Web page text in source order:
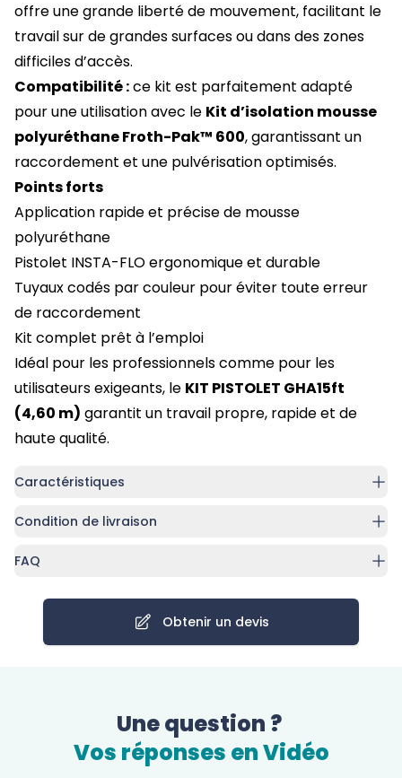
offre une grande liberté de mouvement, facilitant le
travail sur de grandes surfaces ou dans des zones
difficiles d’accès.
Compatibilité :ce kit est parfaitement adapté
pour une utilisation avec le Kit d’isolation mousse
polyuréthane Froth-Pak™ 600, garantissant un
raccordement et une pulvérisation optimisés.
Points forts
Application rapide et précise de mousse
polyuréthane
Pistolet INSTA-FLO ergonomique et durable
Tuyaux codés par couleur pour éviter toute erreur
de raccordement
Kit complet prêt à l’emploi
Idéal pour les professionnels comme pour les
utilisateurs exigeants, le KIT PISTOLET GHA15ft
(4,60 m) garantit un travail propre, rapide et de
haute qualité.
Caractéristiques
Condition de livraison
FAQ
Obtenir un devis
Une question ?
Vos réponses en Vidéo